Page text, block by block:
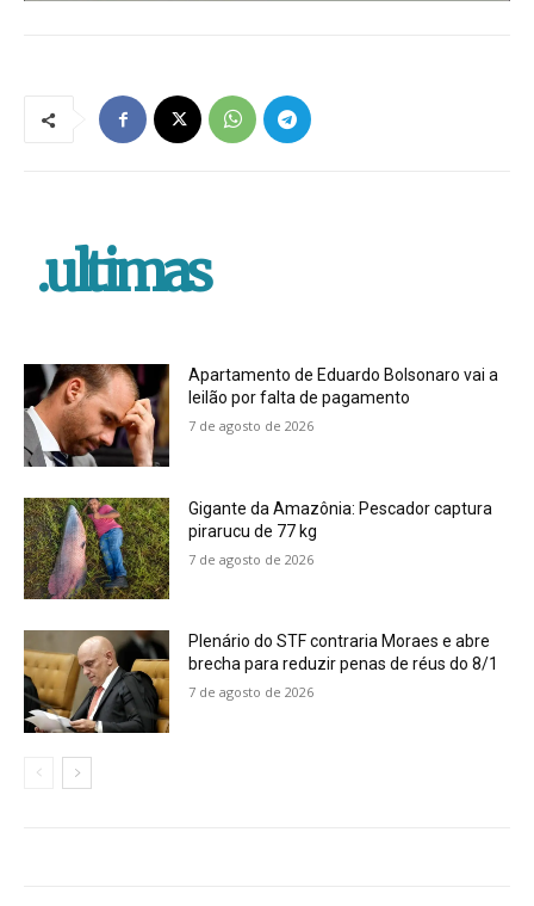
.ultimas
Apartamento de Eduardo Bolsonaro vai a
leilão por falta de pagamento
7 de agosto de 2026
Gigante da Amazônia: Pescador captura
pirarucu de 77 kg
7 de agosto de 2026
Plenário do STF contraria Moraes e abre
brecha para reduzir penas de réus do 8/1
7 de agosto de 2026